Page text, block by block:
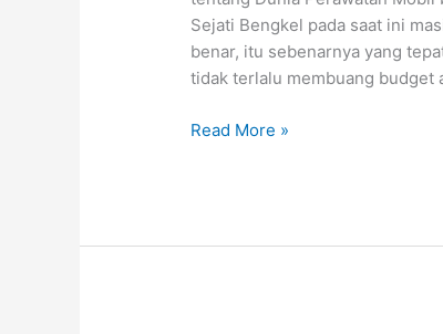
Sejati Bengkel pada saat ini
benar, itu sebenarnya yang
tidak terlalu membuang budget
Bisnis
Read More »